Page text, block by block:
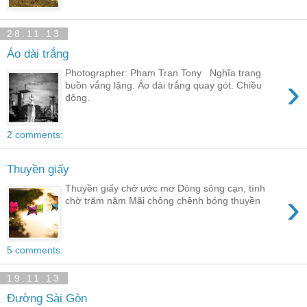
28.11.13
Áo dài trắng
›
Photographer: Pham Tran Tony Nghĩa trang
buồn vắng lặng. Áo dài trắng quay gót. Chiều
đông.
2 comments:
Thuyền giấy
›
Thuyền giấy chở ước mơ Dòng sông cạn, tình
chờ trăm năm Mãi chông chênh bóng thuyền
5 comments:
19.11.13
Đường Sài Gòn